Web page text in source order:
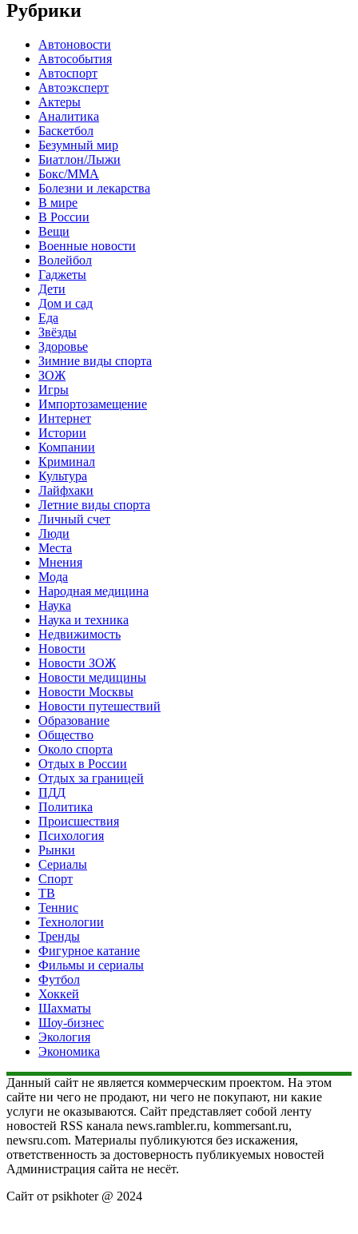
Рубрики
Автоновости
Автособытия
Автоспорт
Автоэксперт
Актеры
Аналитика
Баскетбол
Безумный мир
Биатлон/Лыжи
Бокс/MMA
Болезни и лекарства
В мире
В России
Вещи
Военные новости
Волейбол
Гаджеты
Дети
Дом и сад
Еда
Звёзды
Здоровье
Зимние виды спорта
ЗОЖ
Игры
Импортозамещение
Интернет
Истории
Компании
Криминал
Культура
Лайфхаки
Летние виды спорта
Личный счет
Люди
Места
Мнения
Мода
Народная медицина
Наука
Наука и техника
Недвижимость
Новости
Новости ЗОЖ
Новости медицины
Новости Москвы
Новости путешествий
Образование
Общество
Около спорта
Отдых в России
Отдых за границей
ПДД
Политика
Происшествия
Психология
Рынки
Сериалы
Спорт
ТВ
Теннис
Технологии
Тренды
Фигурное катание
Фильмы и сериалы
Футбол
Хоккей
Шахматы
Шоу-бизнес
Экология
Экономика
Данный сайт не является коммерческим проектом. На этом
сайте ни чего не продают, ни чего не покупают, ни какие
услуги не оказываются. Сайт представляет собой ленту
новостей RSS канала news.rambler.ru, kommersant.ru,
newsru.com. Материалы публикуются без искажения,
ответственность за достоверность публикуемых новостей
Администрация сайта не несёт.
Сайт от psikhoter @ 2024